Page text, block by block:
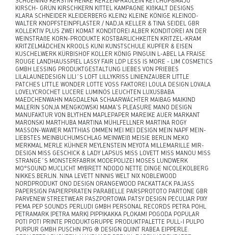
KIRSCH- GRÜN KIRSCHKERN KITTEL KAMPAGNE KIßKALT DESIGNS
KLARA SCHNEIDER KLEIDERBERG KLEIN2 KLEINE KÖNIGE KLEINOD-
WALTER KNOPFSTEINPFLASTER / NADJA KELLER & TINA SEIDEL GBR
KOLLEKTIV PLUS ZWEI KOMAT KONDITOREI ALBER KONDITOREI AN DER
WEINSTRAßE KORN-PRODUKTE KOSTBARLICHKEITEN KRITZEL-KRAM
KRITZELMÄDCHEN KROOLS KUNI KUNSTSCHULE KUPFER & EISEN
KUSCHELWERK KÜRBISHOF KOLLER KÖNIG PINGUIN L-ABEL LA FRAISE
ROUGE LANDHAUSSPIEL LASSY FAIR LDP LESS IS MORE - LIM COSMETICS
GMBH LESSING PRODUKTGESTALTUNG LIEBES VON PRIEBES
LILALAUNEDESIGN LILI´S LOFT LILLYKRISS LINIENZAUBER LITTLE
PATCHES LITTLE WONDER LOTTE VOSS FAKTOREI LOULA DESIGN LOVALA
LOVELYCROCHET LUCERE LUMINÖS LEUCHTEN LUXUSBABA
MAEDCHENWAHN MAGDALENA SCHAARWÄCHTER MAIBAG MAIKIND
MALERIN SONJA MENGKOWSKI MAMA'S PLEASURE MANO DESIGN
MANUFAKTUR VON BLYTHEN MAPLEPAPER MAREIKE AUER MARKANT
MARONSKI MARTHUBA MARTINA MÜHLFELLNER MARTINA ROGY
MASSON-WAWER MATTHIAS OMMEN MEI MEI DESIGN MEIN NAPF MEIN-
LIEBSTES MEINBUCHUMSCHLAG MEINWEIß MEISIE BERLIN MEKO
MERKMAL MERLE KÜHNER MEYLENSTEIN MEYOTA MILLEMARILLE MIR-
DESIGN MISS GESCHICK & LADY LAPSUS MISS LOVETT MISS MANOU MISS
STRANGE´S MONSTERFABRIK MODEPOLIZEI MOSES LUNDWERK
MO°SOUND MUCLICHT MYBRETT NDODO NETTE DINGE NICOLEKOLBERG
NIKKES.BERLIN. NINA LEVETT NINNIS WELT NIX NOBLEWOOD
NORDPRODUKT ONO DESIGN ORANGEWOOD PACKATTACK PAJASS
PAPERSIGN PAPIERPIRATEN PARABELLE PARSPROTOTO PARTONE GBR
PARVENEW STREETWEAR PASZPORTOWA PATSY DESIGN PECULIAR PIXY
PEMA PEP SOUNDS PERLUDI GMBH PERSONAL RECORDS PETRA POHL
PETRAMARK (PETRA MARK) PIPPIKAKKA PLOKAMI POGODA POPULAR
POTI POTI PRINTE PRODUKTGRUPPE PRODUKTPALETTE PULL-I PULPO
PURPUR GMBH PUSCHN PYG ® DESIGN QUINT RABEA EIPPERLE.